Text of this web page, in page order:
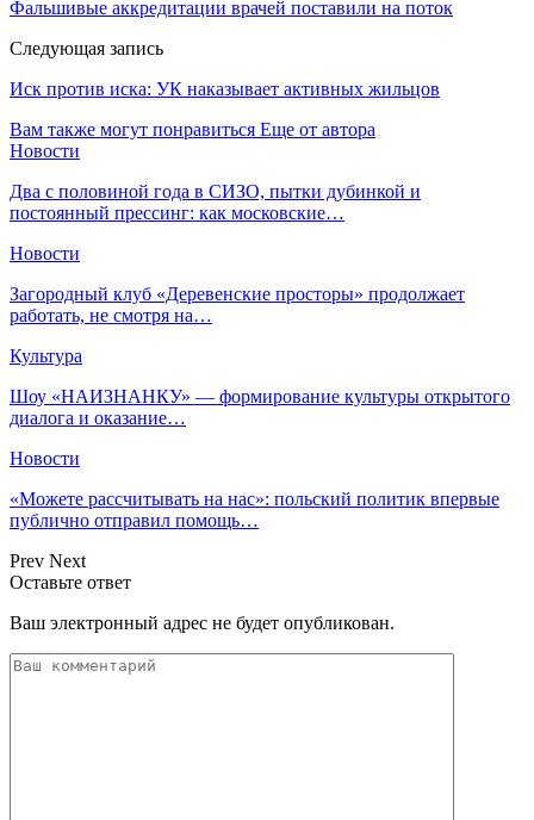
Фальшивые аккредитации врачей поставили на поток
Следующая запись
Иск против иска: УК наказывает активных жильцов
Вам также могут понравиться Еще от автора
Новости
Два с половиной года в СИЗО, пытки дубинкой и
постоянный прессинг: как московские…
Новости
Загородный клуб «Деревенские просторы» продолжает
работать, не смотря на…
Культура
Шоу «НАИЗНАНКУ» — формирование культуры открытого
диалога и оказание…
Новости
«Можете рассчитывать на нас»: польский политик впервые
публично отправил помощь…
Prev Next
Оставьте ответ
Ваш электронный адрес не будет опубликован.